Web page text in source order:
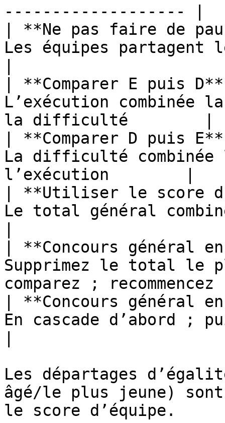
------------------- |
| **Ne pas faire de
Les équipes partagent
| **Comparer E
L’exécution combinée
la difficulté        |
| **Comparer D
La difficulté
l’exécution        |
| **Utiliser le score
Le total général
| **Concours
Supprimez le total le
comparez ;
| **Concours général
En cascade d’abord ;
Les départages
âgé/le plus jeune)
le score d’équipe.